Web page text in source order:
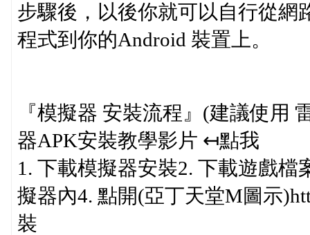
步驟後，以後你就可以自行從網
程式到你的Android 裝置上。
『模擬器 安裝流程』(建議使
器APK安裝教學影片 ↤點我
1. 下載模擬器安裝2. 下載遊戲
擬器內4. 點開(亞丁天堂M圖示
裝